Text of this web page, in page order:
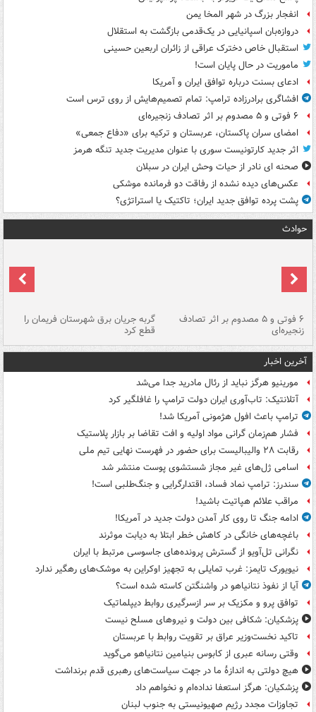
انفجار بزرگ در شهر المخا یمن
دروازه‌بان اسپانیایی در یک‌قدمی بازگشت به استقلال
استقبال خاص دخترک عراقی از زائران اربعین حسینی
ماموریت در حال پایان است!
ادعای بسنت درباره توافق ایران و آمریکا
افشاگری برادرزاده ترامپ: تمام تصمیم‌هایش از روی ترس است
۶ فوتی و ۵ مصدوم بر اثر تصادف زنجیره‌ای
امضای سران پاکستان، عربستان و ترکیه برای «دفاع جمعی»
اثر جدید کارتونیست سوری با عنوان مدیریت جدید تنگه هرمز
صحنه ای نادر از حیات وحش ایران در سبلان
عکس‌های دیده نشده از رفاقت دو فرمانده‌ موشکی
پشت پرده توافق جدید ایران؛ تاکتیک یا استراتژی؟
حوادث
۶ فوتی و ۵ مصدوم بر اثر تصادف
زنجیره‌ای
گربه جریان برق شهرستان فریمان را
قطع کرد
آخرین اخبار
مورینیو هرگز نباید از رئال مادرید جدا می‌شد
آتلانتیک: تاب‌آوری ایران دولت ترامپ را غافلگیر کرد
ترامپ باعث افول هژمونی آمریکا شد!
فشار هم‌زمان گرانی مواد اولیه و افت تقاضا بر بازار پلاستیک
رقابت ۲۸ والیبالیست برای حضور در فهرست نهایی تیم ملی
اسامی ژل‌های غیر مجاز شستشوی پوست منتشر شد
سندرز: ترامپ نماد فساد، اقتدارگرایی و جنگ‌طلبی است!
مراقب علائم هپاتیت باشید!
ادامه جنگ تا روی کار آمدن دولت جدید در آمریکا!
باغچه‌های خانگی در کاهش خطر ابتلا به دیابت موثرند
نگرانی تل‌آویو از گسترش پرونده‌های جاسوسی مرتبط با ایران
نیویورک تایمز: غرب تمایلی به تجهیز اوکراین به موشک‌های رهگیر ندارد
آیا از نفوذ نتانیاهو در واشنگتن کاسته شده است؟
توافق پرو و مکزیک بر سر ازسرگیری روابط دیپلماتیک
پزشکیان: شکافی بین دولت و نیروهای مسلح نیست
تاکید نخست‌وزیر عراق بر تقویت روابط با عربستان
وقتی رسانه عبری از کابوس بنیامین نتانیاهو می‌گوید
هیچ دولتی به اندازۀ ما در جهت سیاست‌های رهبری قدم برنداشت
پزشکیان: هرگز استعفا نداده‌ام و نخواهم داد
تجاوزات مجدد رژیم صهیونیستی به جنوب لبنان